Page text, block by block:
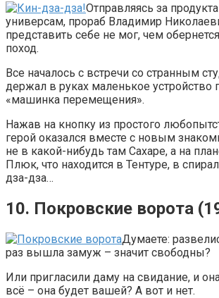
Отправляясь за
универсам, прораб Владимир
представить себе не мог, чем
поход.
Все началось с встречи со странным
держал в руках маленькое устройство
«машинка перемещения».
Нажав на кнопку из простого
герой оказался вместе с новым
не в какой-нибудь там Сахаре, а на
Плюк, что находится в Тентуре, в
дза-дза…
10. Покровские ворота
Думаете:
раз вышла замуж – значит свободны?
Или пригласили даму на свидание, и
всё – она будет вашей? А вот и нет.